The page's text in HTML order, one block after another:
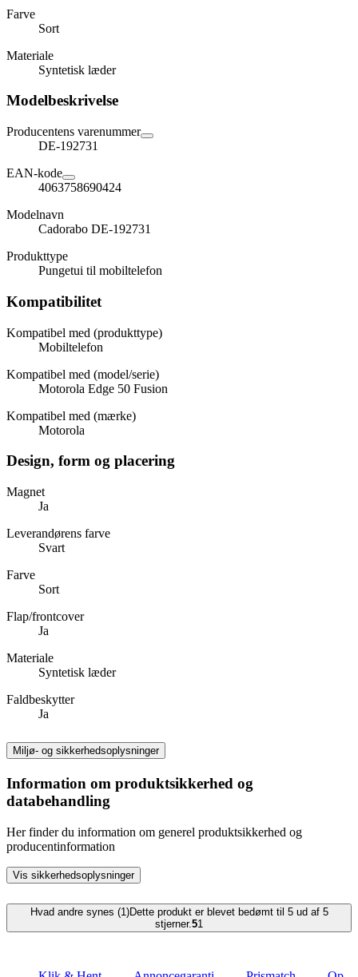
Farve
Sort
Materiale
Syntetisk læder
Modelbeskrivelse
Producentens varenummer
DE-192731
EAN-kode
4063758690424
Modelnavn
Cadorabo DE-192731
Produkttype
Pungetui til mobiltelefon
Kompatibilitet
Kompatibel med (produkttype)
Mobiltelefon
Kompatibel med (model/serie)
Motorola Edge 50 Fusion
Kompatibel med (mærke)
Motorola
Design, form og placering
Magnet
Ja
Leverandørens farve
Svart
Farve
Sort
Flap/frontcover
Ja
Materiale
Syntetisk læder
Faldbeskytter
Ja
Miljø- og sikkerhedsoplysninger
Information om produktsikkerhed og
databehandling
Her finder du information om generel produktsikkerhed og
producentinformation
Vis sikkerhedsoplysninger
Hvad andre synes (1)Dette produkt er blevet bedømt til 5 ud af 5
stjerner.51